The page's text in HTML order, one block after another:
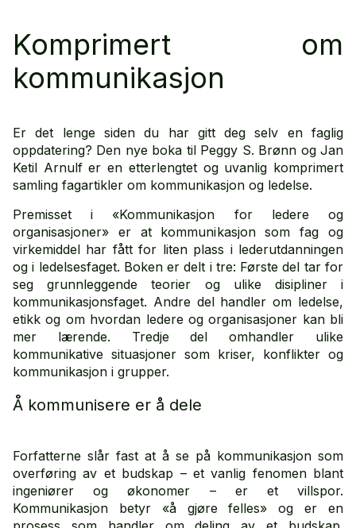
Komprimert om
kommunikasjon
Er det lenge siden du har gitt deg selv en faglig
oppdatering? Den nye boka til Peggy S. Brønn og Jan
Ketil Arnulf er en etterlengtet og uvanlig komprimert
samling fagartikler om kommunikasjon og ledelse.
Premisset i «Kommunikasjon for ledere og
organisasjoner» er at kommunikasjon som fag og
virkemiddel har fått for liten plass i lederutdanningen
og i ledelsesfaget. Boken er delt i tre: Første del tar for
seg grunnleggende teorier og ulike disipliner i
kommunikasjonsfaget. Andre del handler om ledelse,
etikk og om hvordan ledere og organisasjoner kan bli
mer lærende. Tredje del omhandler ulike
kommunikative situasjoner som kriser, konflikter og
kommunikasjon i grupper.
Å kommunisere er å dele
Forfatterne slår fast at å se på kommunikasjon som
overføring av et budskap – et vanlig fenomen blant
ingeniører og økonomer – er et villspor.
Kommunikasjon betyr «å gjøre felles» og er en